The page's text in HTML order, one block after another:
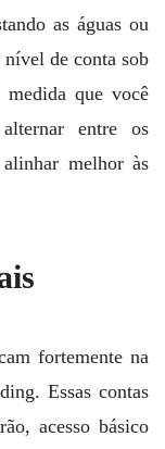
as águas ou
de conta sob
medida que você
entre os
melhor às
fortemente na
Essas contas
acesso básico